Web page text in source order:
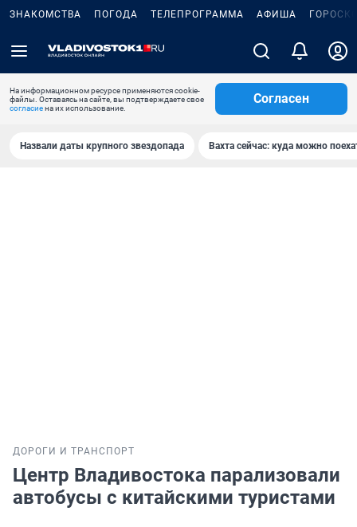
ЗНАКОМСТВА ПОГОДА ТЕЛЕПРОГРАММА АФИША
На информационном ресурсе применяются cookie-
файлы. Оставаясь на сайте, вы подтверждаете свое
согласиена их использование.
Согласен
Назвали даты крупного звездопада Вахта сейчас: куда можно
ДОРОГИ И ТРАНСПОРТ
Центр Владивостока парализовали
автобусы с китайскими туристами